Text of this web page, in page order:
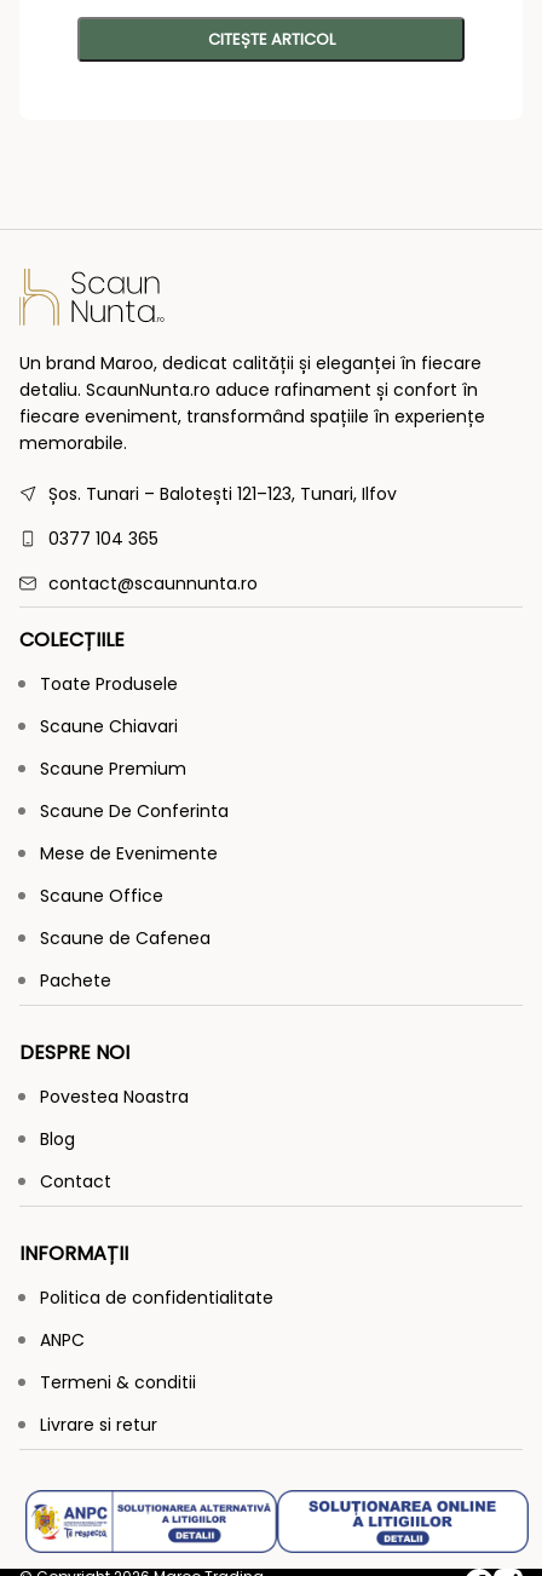
CITEȘTE ARTICOL
Un brand Maroo, dedicat calității și eleganței în fiecare
detaliu. ScaunNunta.ro aduce rafinament și confort în
fiecare eveniment, transformând spațiile în experiențe
memorabile.
Șos. Tunari – Balotești 121–123, Tunari, Ilfov
0377 104 365
contact@scaunnunta.ro
COLECȚIILE
Toate Produsele
Scaune Chiavari
Scaune Premium
Scaune De Conferinta
Mese de Evenimente
Scaune Office
Scaune de Cafenea
Pachete
DESPRE NOI
Povestea Noastra
Blog
Contact
INFORMAȚII
Politica de confidentialitate
ANPC
Termeni & conditii
Livrare si retur